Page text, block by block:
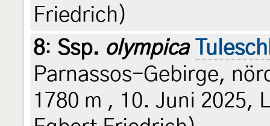
Friedrich)
8: Ssp. olympica
Parnassos-Gebirge,
1780 m , 10. Juni